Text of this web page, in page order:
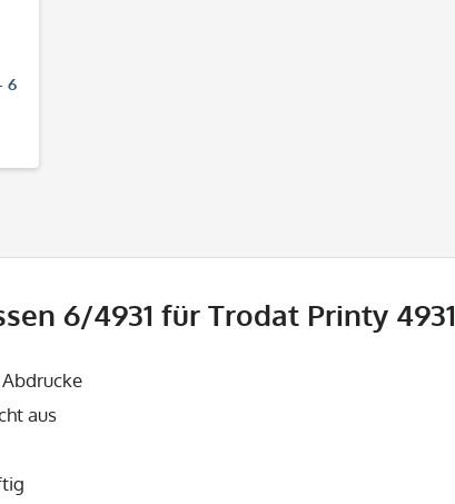
6
6/4931 für Trodat Printy 4931
aus